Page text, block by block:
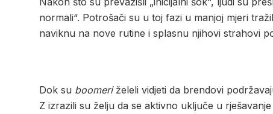
normali“. Potrošači su u toj fazi u manjoj mjeri
naviknu na nove rutine i splasnu njihovi strahovi
Dok su boomeri želeli vidjeti da brendovi
Z izrazili su želju da se aktivno uključe u